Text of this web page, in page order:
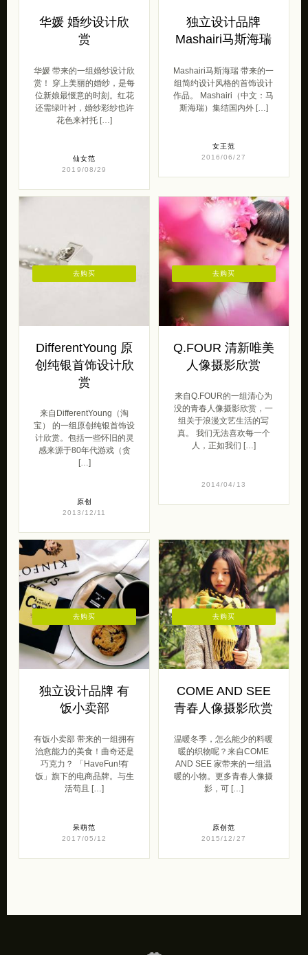
华媛 婚纱设计欣
赏
华媛 带来的一组婚纱设计欣
赏！ 穿上美丽的婚纱，是每
位新娘最惬意的时刻。红花
还需绿叶衬，婚纱彩纱也许
花色来衬托 […]
仙女范
2019/08/29
独立设计品牌
Mashairi马斯海瑞
Mashairi马斯海瑞 带来的一
组简约设计风格的首饰设计
作品。 Mashairi（中文：马
斯海瑞）集结国内外 […]
女王范
2016/06/27
DifferentYoung 原
创纯银首饰设计欣
赏
来自DifferentYoung（淘
宝） 的一组原创纯银首饰设
计欣赏。包括一些怀旧的灵
感来源于80年代游戏（贪
[…]
原创
2013/12/11
去购买
Q.FOUR 清新唯美
人像摄影欣赏
来自Q.FOUR的一组清心为
没的青春人像摄影欣赏，一
组关于浪漫文艺生活的写
真。 我们无法喜欢每一个
人，正如我们 […]
2014/04/13
去购买
独立设计品牌 有
饭小卖部
有饭小卖部 带来的一组拥有
治愈能力的美食！曲奇还是
巧克力？ 「HaveFun!有
饭」旗下的电商品牌。与生
活苟且 […]
呆萌范
2017/05/12
去购买
COME AND SEE
青春人像摄影欣赏
温暖冬季，怎么能少的料暖
暖的织物呢？来自COME
AND SEE 家带来的一组温
暖的小物。更多青春人像摄
影，可 […]
原创范
2015/12/27
去购买